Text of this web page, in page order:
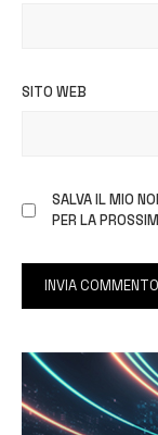
SITO WEB
SALVA IL MIO
PER LA